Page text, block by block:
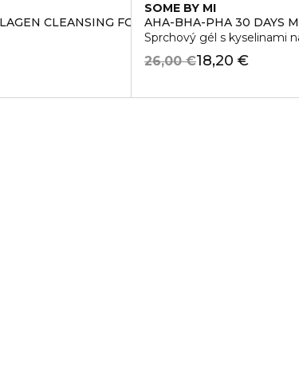
CLEANSING FOAM
SOME BY MI
AHA-BHA-PHA 30 DAYS
Sprchový gél s kyselinami
18,20 €
26,00 €